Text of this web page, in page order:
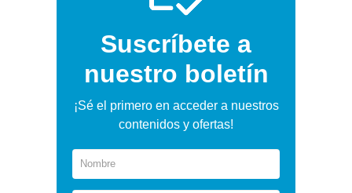
Suscríbete a
nuestro boletín
¡Sé el primero en acceder a nuestros
contenidos y ofertas!